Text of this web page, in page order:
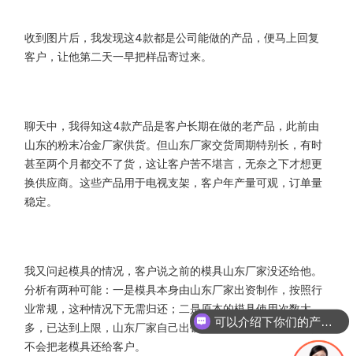
收到图片后，我发现这4款都是公司能做的产品，便马上回复
客户，让他第二天一早把样品寄过来。
聊天中，我得知这4款产品是客户长期在做的老产品，此前由
山东的粉末冶金厂家供货。但山东厂家交货周期特别长，有时
甚至两个月都交不了货，这让客户苦不堪言，无奈之下才想更
换供应商。这些产品用于电视支架，客户年产量可观，订单量
稳定。
我又问起模具的情况，客户说之前的模具山东厂家没还给他。
分析有两种可能：一是模具本身由山东厂家出资制作，按照行
业常规，这种情况下无需归还；二是原本的模具使用次数太
多，已达到上限，山东厂家自己出钱另做了一副新模具，自然
不会把老模具还给客户。
可以介绍下你们的产品么